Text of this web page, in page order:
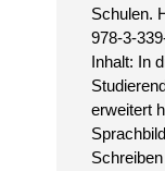
Schulen.
978-3-
Inhalt: In
erweitert